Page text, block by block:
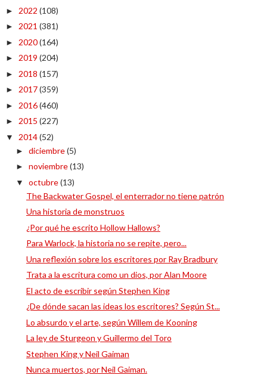
► 2022 (108)
► 2021 (381)
► 2020(164)
► 2019 (204)
► 2018 (157)
► 2017(359)
► 2016(460)
► 2015 (227)
▼ 2014(52)
► diciembre(5)
► noviembre(13)
▼ octubre(13)
The Backwater Gospel, el enterrador no tiene patrón
Una historia de monstruos
¿Por qué he escrito Hollow Hallows?
Para Warlock, la historia no se repite, pero...
Una reflexión sobre los escritores por Ray Bradbury
Trata a la escritura como un dios, por Alan Moore
El acto de escribir según Stephen King
¿De dónde sacan las ideas los escritores? Según St...
Lo absurdo y el arte, según Willem de Kooning
La ley de Sturgeon y Guillermo del Toro
Stephen King y Neil Gaiman
Nunca muertos, por Neil Gaiman.